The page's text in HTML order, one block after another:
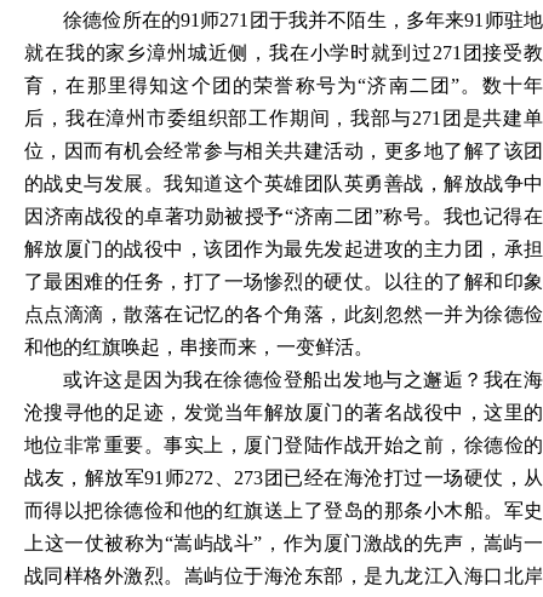
徐德俭所在的91师271团于我并不陌生，多年来91师驻地
就在我的家乡漳州城近侧，我在小学时就到过271团接受教
育，在那里得知这个团的荣誉称号为“济南二团”。数十年
后，我在漳州市委组织部工作期间，我部与271团是共建单
位，因而有机会经常参与相关共建活动，更多地了解了该团
的战史与发展。我知道这个英雄团队英勇善战，解放战争中
因济南战役的卓著功勋被授予“济南二团”称号。我也记得在
解放厦门的战役中，该团作为最先发起进攻的主力团，承担
了最困难的任务，打了一场惨烈的硬仗。以往的了解和印象
点点滴滴，散落在记忆的各个角落，此刻忽然一并为徐德俭
和他的红旗唤起，串接而来，一变鲜活。
或许这是因为我在徐德俭登船出发地与之邂逅？我在海
沧搜寻他的足迹，发觉当年解放厦门的著名战役中，这里的
地位非常重要。事实上，厦门登陆作战开始之前，徐德俭的
战友，解放军91师272、273团已经在海沧打过一场硬仗，从
而得以把徐德俭和他的红旗送上了登岛的那条小木船。军史
上这一仗被称为“嵩屿战斗”，作为厦门激战的先声，嵩屿一
战同样格外激烈。嵩屿位于海沧东部，是九龙江入海口北岸